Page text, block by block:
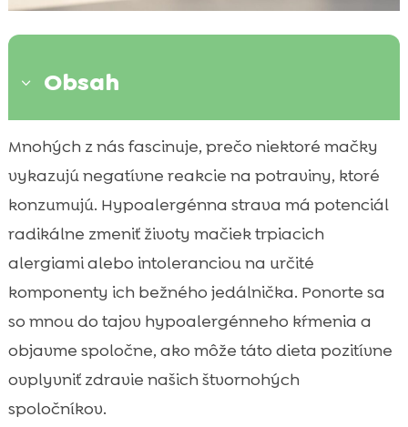
3 Obsah
 Čo je hypoalergénna strava pre mačky?
 Príčiny alergií u mačiek
 Príznaky alergie u mačiek
 Ako správne diagnostikovať alergie u
mačky?
Prečo si zvoliť hypoalergénnu stravu pre
mačky?
Ako vybrať správne hypoalergénne krmivo
pre vašu mačku?
 Hypoalergénna strava pre citlivé mačky
 Bezobilná strava pre mačky – Áno alebo
Mnohých z nás fascinuje, prečo niektoré mačky
vykazujú negatívne reakcie na potraviny, ktoré
konzumujú. Hypoalergénna strava má potenciál
radikálne zmeniť životy mačiek trpiacich
alergiami alebo intoleranciou na určité
komponenty ich bežného jedálnička. Ponorte sa
so mnou do tajov hypoalergénneho kŕmenia a
objavme spoločne, ako môže táto dieta pozitívne
ovplyvniť zdravie našich štvornohých
spoločníkov.